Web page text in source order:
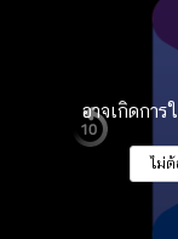
อาจเกิดกา
ไม่ต้